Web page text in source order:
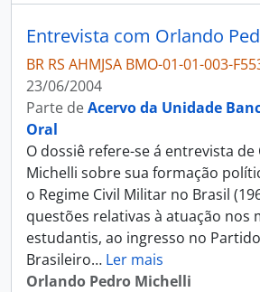
BR RS AHMJSA BMO-01-01-003-
23/06/2004
Parte deAcervo da Unidade
Oral
O dossiê refere-se á entrevista
Michelli sobre sua formação
o Regime Civil Militar no Brasil
questões relativas à atuação nos
estudantis, ao ingresso no
Brasileiro… Ler mais
Orlando Pedro Michelli